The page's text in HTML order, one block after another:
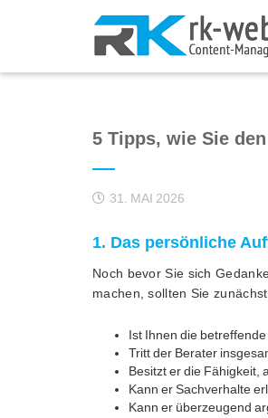
5 Tipps, wie Sie
31. MAI 2026
1. Das persönliche
Noch bevor Sie sich
machen, sollten Sie
Ist Ihnen die
Tritt der Berater
Besitzt er die Fähigkeit,
Kann er Sachverhalte
Kann er überzeugend